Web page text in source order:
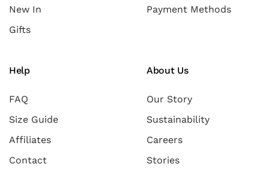
New In
Gifts
Payment Methods
Help
FAQ
Size Guide
Affiliates
Contact
About Us
Our Story
Sustainability
Careers
Stories